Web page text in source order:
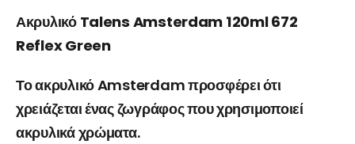
Ακρυλικό Talens Amsterdam 120ml 672
Reflex Green
Το ακρυλικό Amsterdam προσφέρει ότι
χρειάζεται ένας ζωγράφος που χρησιμοποιεί
ακρυλικά χρώματα.